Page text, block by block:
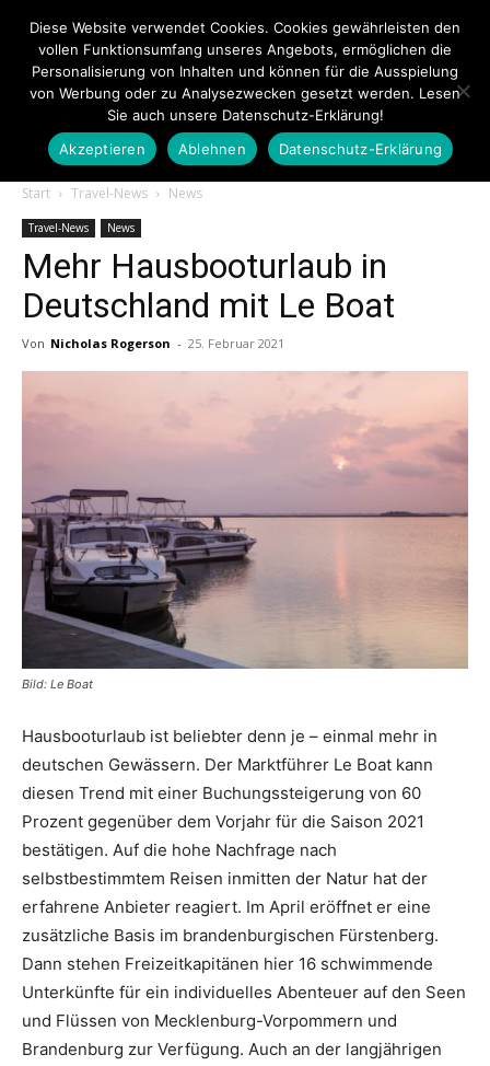
Touristiknews.de
|
Reiseempfehlungen.
Start Travel-News News
Travel-News News
Mehr Hausbooturlaub in
Deutschland mit Le Boat
Von Nicholas Rogerson - 25. Februar 2021
Bild: Le Boat
Hausbooturlaub ist beliebter denn je – einmal mehr in
deutschen Gewässern. Der Marktführer Le Boat kann
diesen Trend mit einer Buchungssteigerung von 60
Prozent gegenüber dem Vorjahr für die Saison 2021
bestätigen. Auf die hohe Nachfrage nach
selbstbestimmtem Reisen inmitten der Natur hat der
erfahrene Anbieter reagiert. Im April eröffnet er eine
zusätzliche Basis im brandenburgischen Fürstenberg.
Dann stehen Freizeitkapitänen hier 16 schwimmende
Unterkünfte für ein individuelles Abenteuer auf den Seen
und Flüssen von Mecklenburg-Vorpommern und
Brandenburg zur Verfügung. Auch an der langjährigen
Diese Website verwendet Cookies. Cookies gewährleisten den
vollen Funktionsumfang unseres Angebots, ermöglichen die
Personalisierung von Inhalten und können für die Ausspielung
von Werbung oder zu Analysezwecken gesetzt werden. Lesen
Sie auch unsere Datenschutz-Erklärung!
Akzeptieren
Ablehnen Datenschutz-Erklärung